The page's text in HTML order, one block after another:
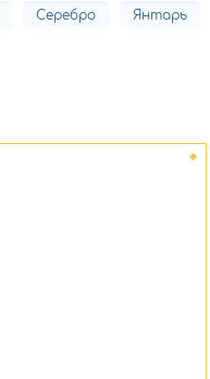
Серебро Янтарь